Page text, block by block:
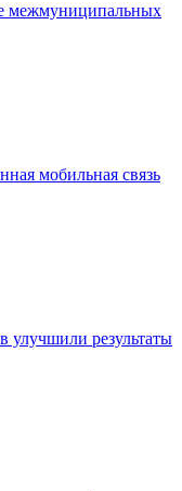
межмуниципальных
мобильная связь
улучшили результаты